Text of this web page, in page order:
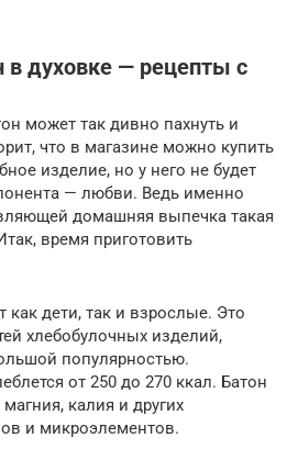
духовке — рецепты с
может так дивно пахнуть и
что в магазине можно купить
изделие, но у него не будет
— любви. Ведь именно
домашняя выпечка такая
время приготовить
как дети, так и взрослые. Это
хлебобулочных изделий,
популярностью.
от 250 до 270 ккал. Батон
калия и других
и микроэлементов.